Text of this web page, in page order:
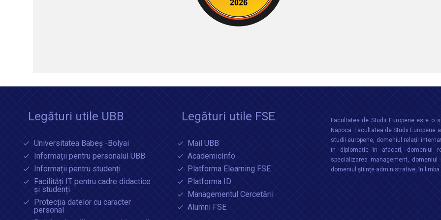
Legături utile UBB
Universitatea Babeș -Bolyai
Informații pentru personalul UBB
Informații pentru studenți
Facilități IT pentru cadre didactice
și studenți
Protecția datelor cu caracter
personal
Legături utile FSE
Mail UBB
AcademicInfo
Platforma Elearning FSE
Platforma ID
Managementul Cercetării
Alumni FSE
Facultatea de Studii Europene este o
Napoca. Facultatea de Studii
studii europene, domeniul relații
în diplomație în afaceri, domeniul
specializarea management,
domeniul științe administrative, în limba